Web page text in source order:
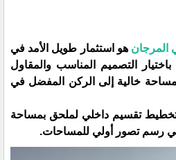
هو استثمار طويل الأمد في
التصميم المناسب والمقاول
مساحة خالية إلى الركن المفضل في
تقسيم داخلي لملحق بمساحة
رسم تصور أولي للمساحات.